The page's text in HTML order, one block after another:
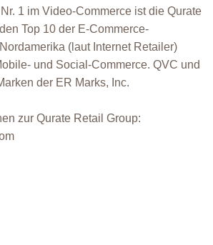
1 im Video-Commerce ist die Qurate
Top 10 der E-Commerce-
(laut Internet Retailer)
und Social-Commerce. QVC und
der ER Marks, Inc.
zur Qurate Retail Group: